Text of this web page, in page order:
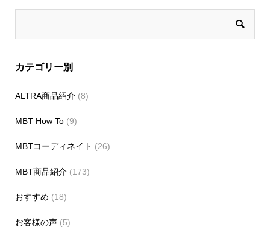
カテゴリー別
ALTRA商品紹介(8)
MBT How To(9)
MBTコーディネイト (26)
MBT商品紹介(173)
おすすめ (18)
お客様の声(5)